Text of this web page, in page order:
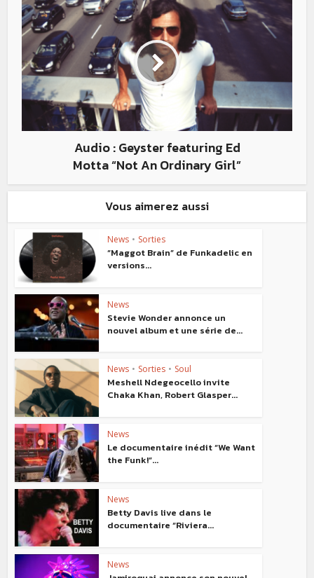
Audio : Geyster featuring Ed
Motta “Not An Ordinary Girl”
Vous aimerez aussi
News • Sorties
“Maggot Brain” de Funkadelic en
versions...
News
Stevie Wonder annonce un
nouvel album et une série de...
News • Sorties • Soul
Meshell Ndegeocello invite
Chaka Khan, Robert Glasper...
News
Le documentaire inédit “We Want
the Funk!”...
News
Betty Davis live dans le
documentaire “Riviera...
News